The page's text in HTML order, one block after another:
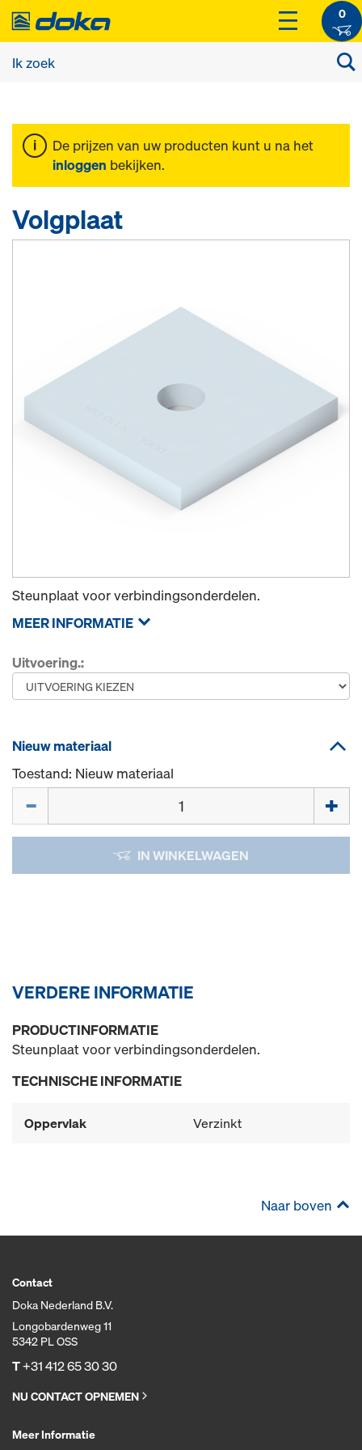
0
De prijzen van uw producten kunt u na het
inloggen bekijken.
Volgplaat
Steunplaat voor verbindingsonderdelen.
MEER INFORMATIE
Uitvoering.:
Nieuw materiaal
Toestand: Nieuw materiaal
IN WINKELWAGEN
VERDERE INFORMATIE
PRODUCTINFORMATIE
Steunplaat voor verbindingsonderdelen.
TECHNISCHE INFORMATIE
Oppervlak Verzinkt
Naar boven
Contact
Doka Nederland B.V.
Longobardenweg 11
5342 PL OSS
T+31 412 65 30 30
NU CONTACT OPNEMEN
Meer Informatie